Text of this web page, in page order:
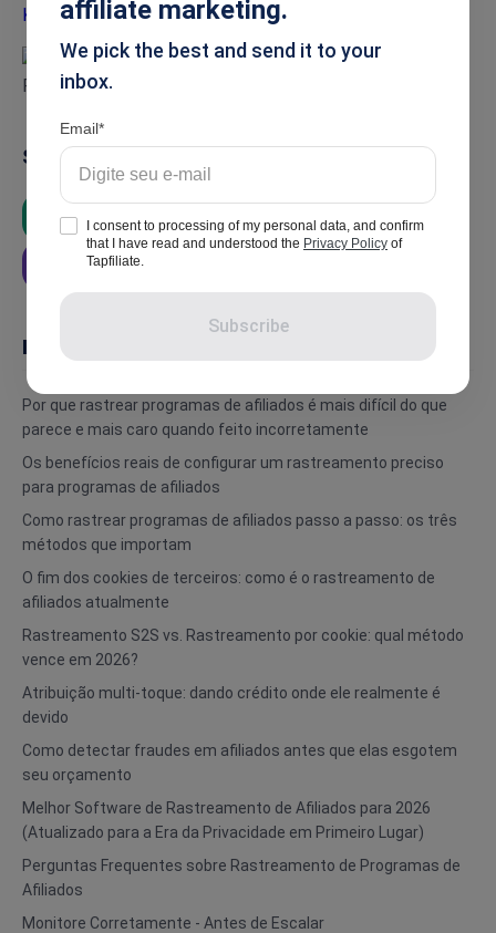
Summarise
ChatGPT Google AI Grok
Perplexity
In this article
Por que rastrear programas de afiliados é mais difícil do que
parece e mais caro quando feito incorretamente
Os benefícios reais de configurar um rastreamento preciso
para programas de afiliados
Como rastrear programas de afiliados passo a passo: os três
métodos que importam
O fim dos cookies de terceiros: como é o rastreamento de
afiliados atualmente
Rastreamento S2S vs. Rastreamento por cookie: qual método
vence em 2026?
Atribuição multi-toque: dando crédito onde ele realmente é
devido
Como detectar fraudes em afiliados antes que elas esgotem
seu orçamento
Melhor Software de Rastreamento de Afiliados para 2026
(Atualizado para a Era da Privacidade em Primeiro Lugar)
Perguntas Frequentes sobre Rastreamento de Programas de
Afiliados
Monitore Corretamente - Antes de Escalar
affiliate marketing.
We pick the best and send it to your
inbox.
Email
I consent to processing of my personal data, and confirm
that I have read and understood the Privacy Policy of
Tapfiliate.
Subscribe